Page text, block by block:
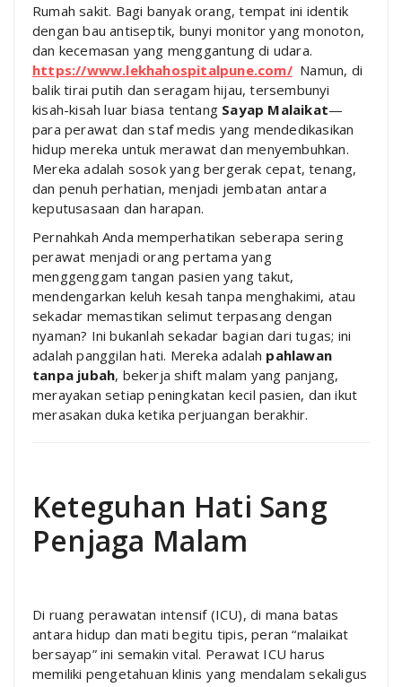
Rumah sakit. Bagi banyak orang, tempat ini identik
dengan bau antiseptik, bunyi monitor yang monoton,
dan kecemasan yang menggantung di udara.
https://www.lekhahospitalpune.com/Namun, di
balik tirai putih dan seragam hijau, tersembunyi
kisah-kisah luar biasa tentang Sayap Malaikat—
para perawat dan staf medis yang mendedikasikan
hidup mereka untuk merawat dan menyembuhkan.
Mereka adalah sosok yang bergerak cepat, tenang,
dan penuh perhatian, menjadi jembatan antara
keputusasaan dan harapan.
Pernahkah Anda memperhatikan seberapa sering
perawat menjadi orang pertama yang
menggenggam tangan pasien yang takut,
mendengarkan keluh kesah tanpa menghakimi, atau
sekadar memastikan selimut terpasang dengan
nyaman? Ini bukanlah sekadar bagian dari tugas; ini
adalah panggilan hati. Mereka adalah pahlawan
tanpa jubah, bekerja shift malam yang panjang,
merayakan setiap peningkatan kecil pasien, dan ikut
merasakan duka ketika perjuangan berakhir.
Keteguhan Hati Sang
Penjaga Malam
Di ruang perawatan intensif (ICU), di mana batas
antara hidup dan mati begitu tipis, peran “malaikat
bersayap” ini semakin vital. Perawat ICU harus
memiliki pengetahuan klinis yang mendalam sekaligus